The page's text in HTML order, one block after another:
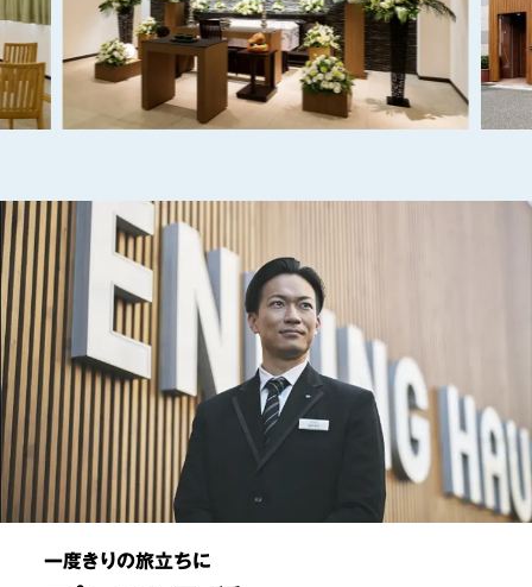
一度きりの旅立ちに